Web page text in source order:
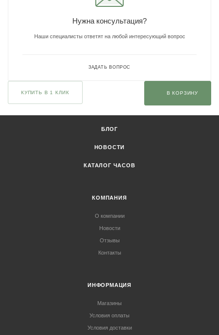
Нужна консультация?
Наши специалисты ответят на любой интересующий вопрос
ЗАДАТЬ ВОПРОС
КУПИТЬ В 1 КЛИК В КОРЗИНУ
БЛОГ
НОВОСТИ
КАТАЛОГ ЧАСОВ
КОМПАНИЯ
О компании
Новости
Отзывы
Контакты
ИНФОРМАЦИЯ
Магазины
Условия оплаты
Условия доставки